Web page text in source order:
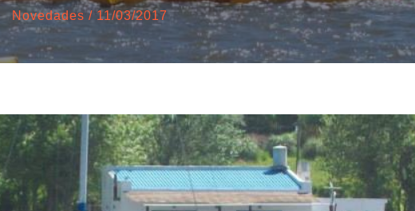
Novedades / 11/03/2017